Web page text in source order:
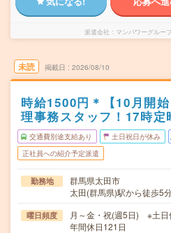
派遣会社 マンパワーグルー
未読 掲載日 2026/08/10
時給1500円＊【10月開
理事務スタッフ！17時定
交通費別途支給あり 土日祝日が休み
正社員への紹介予定派遣
勤務地
群馬県太田市
太田(群馬県)駅から徒歩5
曜日頻度
月～金・祝(週5日) ※土日
年間休日121日